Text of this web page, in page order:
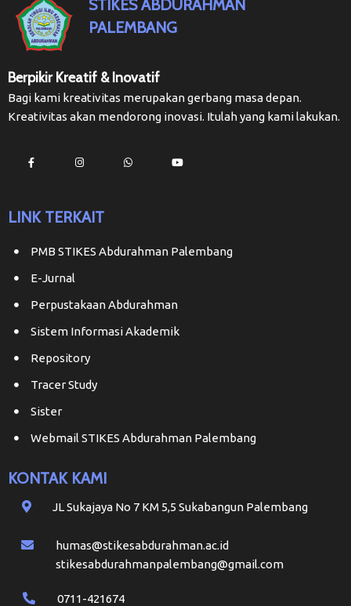
STIKES ABDURAHMAN
PALEMBANG
Berpikir Kreatif & Inovatif
Bagi kami kreativitas merupakan gerbang masa depan.
Kreativitas akan mendorong inovasi. Itulah yang kami lakukan.
LINK TERKAIT
PMB STIKES Abdurahman Palembang
E-Jurnal
Perpustakaan Abdurahman
Sistem Informasi Akademik
Repository
Tracer Study
Sister
Webmail STIKES Abdurahman Palembang
KONTAK KAMI
JL Sukajaya No 7 KM 5,5 Sukabangun Palembang
humas@stikesabdurahman.ac.id
stikesabdurahmanpalembang@gmail.com
0711-421674